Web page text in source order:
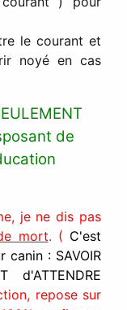
le courant et
noyé en cas
de
je ne dis pas
mort. ( C'est
canin : SAVOIR
d'ATTENDRE
repose sur